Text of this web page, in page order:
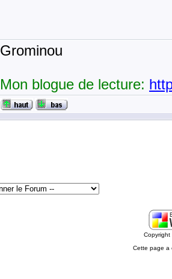
Grominou
Mon blogue de lecture:
Cette page a